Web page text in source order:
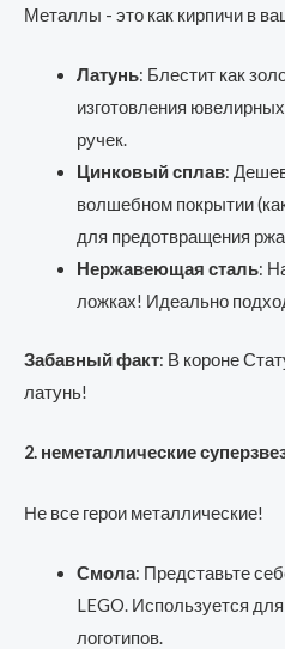
Металлы - это как кирпичи в
Латунь: Блестит как
изготовления
ручек.
Цинковый сплав:
волшебном покрытии
для предотвращения
Нержавеющая сталь:
ложках! Идеально
Забавный факт: В короне
латунь!
2. неметаллические
Не все герои металлические!
Смола: Представьте
LEGO. Используется
логотипов.